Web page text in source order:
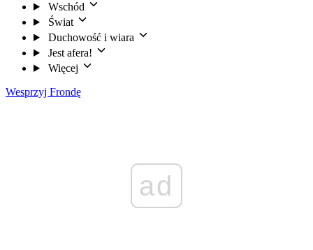
Wschód
Świat
Duchowość i wiara
Jest afera!
Więcej
Wesprzyj Frondę
ad